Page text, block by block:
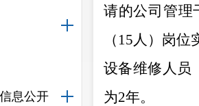
息公开
请的公司管理
（15人）岗
设备维修人员
为2年。